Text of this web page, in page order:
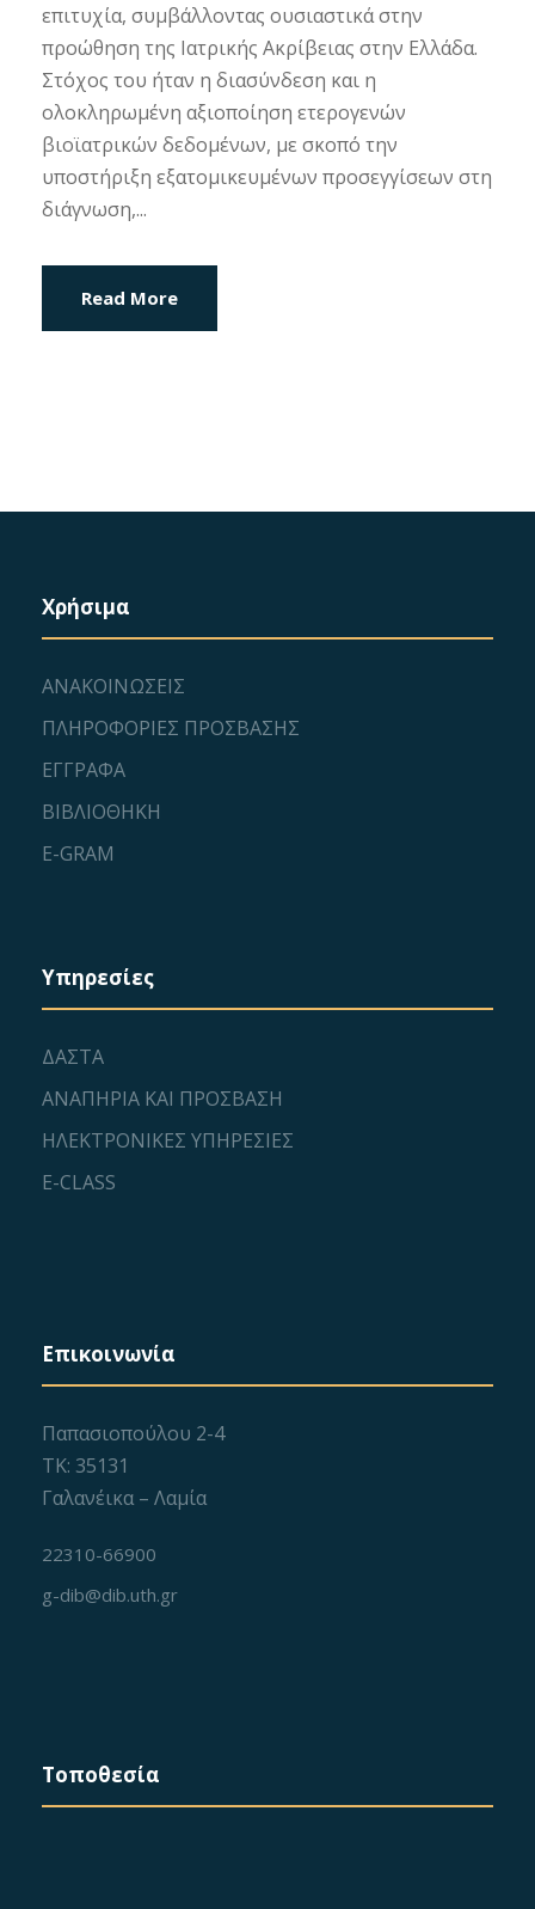
επιτυχία, συμβάλλοντας ουσιαστικά στην
προώθηση της Ιατρικής Ακρίβειας στην Ελλάδα.
Στόχος του ήταν η διασύνδεση και η
ολοκληρωμένη αξιοποίηση ετερογενών
βιοϊατρικών δεδομένων, με σκοπό την
υποστήριξη εξατομικευμένων προσεγγίσεων στη
διάγνωση,...
Read More
Χρήσιμα
ΑΝΑΚΟΙΝΩΣΕΙΣ
ΠΛΗΡΟΦΟΡΙΕΣ ΠΡΟΣΒΑΣΗΣ
ΕΓΓΡΑΦΑ
ΒΙΒΛΙΟΘΗΚΗ
E-GRAM
Υπηρεσίες
ΔΑΣΤΑ
ΑΝΑΠΗΡΙΑ ΚΑΙ ΠΡΟΣΒΑΣΗ
ΗΛΕΚΤΡΟΝΙΚΕΣ ΥΠΗΡΕΣΙΕΣ
E-CLASS
Επικοινωνία
Παπασιοπούλου 2-4
ΤΚ: 35131
Γαλανέικα – Λαμία
22310-66900
g-dib@dib.uth.gr
Τοποθεσία